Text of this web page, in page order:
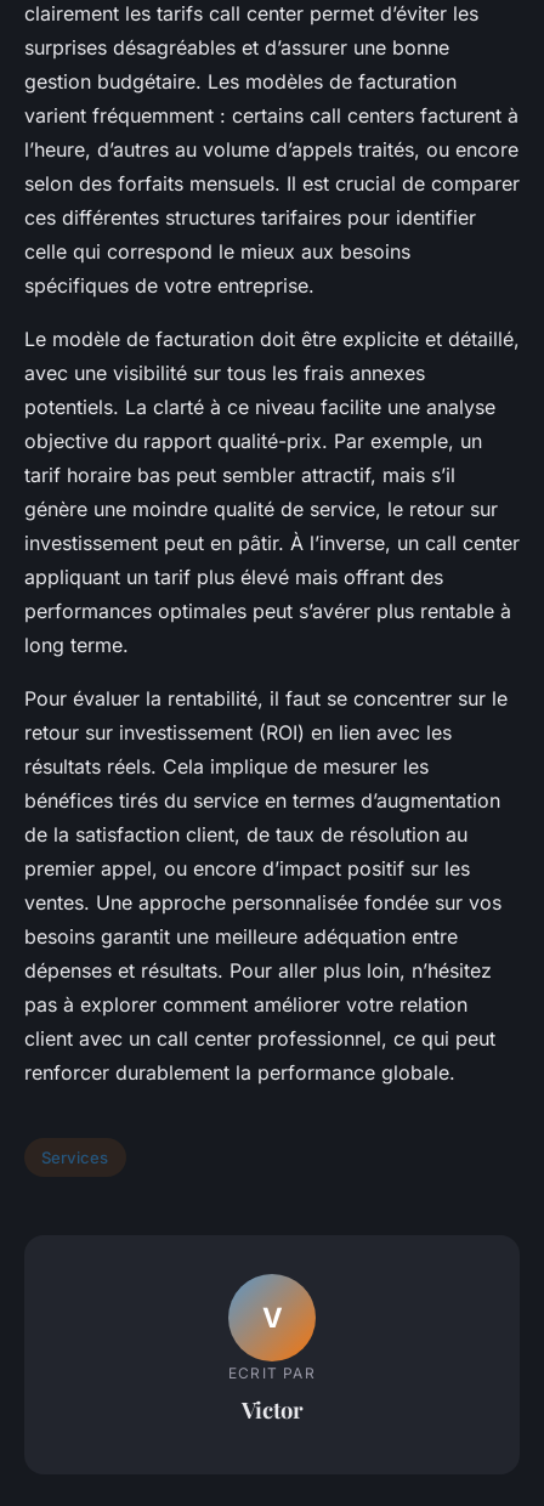
clairement les tarifs call center permet d’éviter les
surprises désagréables et d’assurer une bonne
gestion budgétaire. Les modèles de facturation
varient fréquemment : certains call centers facturent à
l’heure, d’autres au volume d’appels traités, ou encore
selon des forfaits mensuels. Il est crucial de comparer
ces différentes structures tarifaires pour identifier
celle qui correspond le mieux aux besoins
spécifiques de votre entreprise.
Le modèle de facturation doit être explicite et détaillé,
avec une visibilité sur tous les frais annexes
potentiels. La clarté à ce niveau facilite une analyse
objective du rapport qualité-prix. Par exemple, un
tarif horaire bas peut sembler attractif, mais s’il
génère une moindre qualité de service, le retour sur
investissement peut en pâtir. À l’inverse, un call center
appliquant un tarif plus élevé mais offrant des
performances optimales peut s’avérer plus rentable à
long terme.
Pour évaluer la rentabilité, il faut se concentrer sur le
retour sur investissement (ROI) en lien avec les
résultats réels. Cela implique de mesurer les
bénéfices tirés du service en termes d’augmentation
de la satisfaction client, de taux de résolution au
premier appel, ou encore d’impact positif sur les
ventes. Une approche personnalisée fondée sur vos
besoins garantit une meilleure adéquation entre
dépenses et résultats. Pour aller plus loin, n’hésitez
pas à explorer comment améliorer votre relation
client avec un call center professionnel, ce qui peut
renforcer durablement la performance globale.
Services
V
ECRIT PAR
Victor